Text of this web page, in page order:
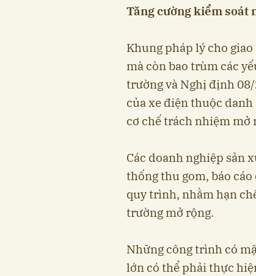
Tăng cường kiểm soát
Khung pháp lý cho
mà còn bao trùm các
trường và Nghị định
của xe điện thuộc
cơ chế trách nhiệm mở
Các doanh nghiệp sản
thống thu gom, báo
quy trình, nhằm hạn
trường mở rộng.
Những công trình có
lớn có thể phải thực